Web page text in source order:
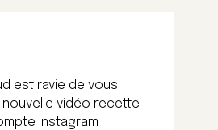
est ravie de vous
nouvelle vidéo recette
Instagram